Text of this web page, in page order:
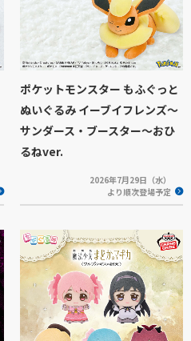
ポケットモンスター もふぐっと
ぬいぐるみ イーブイフレンズ～
サンダース・ブースター～おひ
るねver.
2026年7月29日（水）
より順次登場予定